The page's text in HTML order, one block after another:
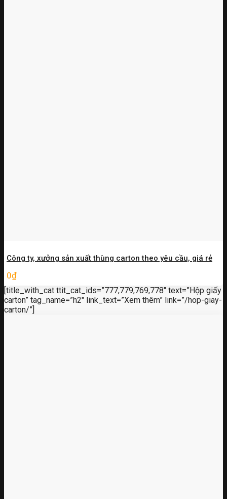
Công ty, xưởng sản xuất thùng carton theo yêu cầu, giá rẻ
0₫
[title_with_cat ttit_cat_ids=”777,779,769,778″ text=”Hộp giấy
carton” tag_name=”h2″ link_text=”Xem thêm” link=”/hop-giay-
carton/”]